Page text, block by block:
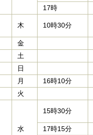
17時
木 10時30分
金
土
日
月 16時10分
火
水
15時30分
17時15分